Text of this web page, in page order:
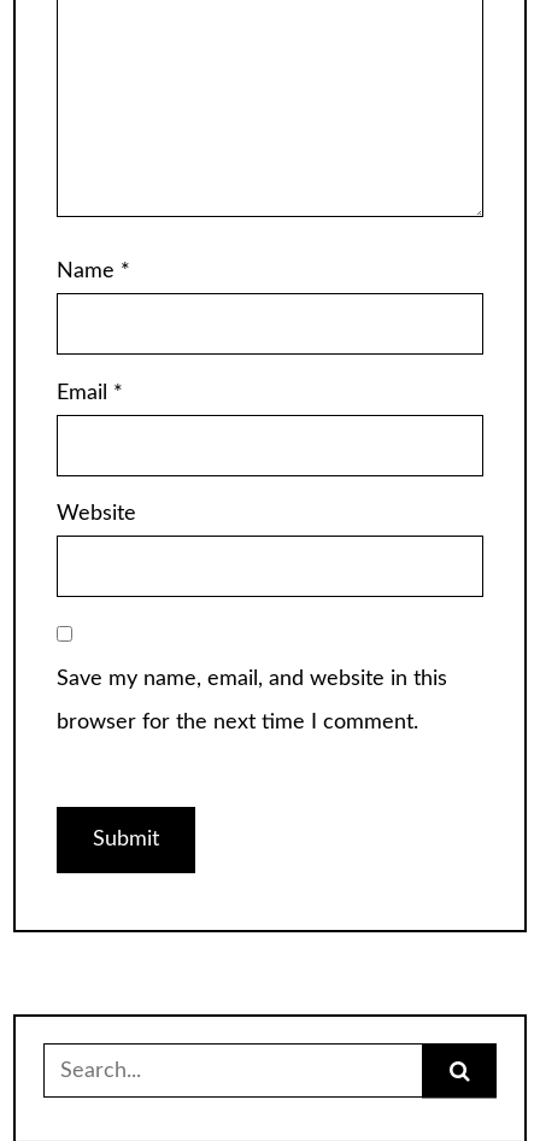
Name *
Email *
Website
Save my name, email, and website in this
browser for the next time I comment.
Search